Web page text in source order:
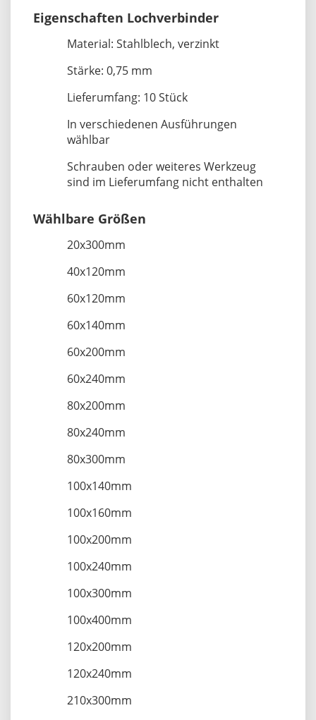
Eigenschaften Lochverbinder
Material: Stahlblech, verzinkt
Stärke: 0,75 mm
Lieferumfang: 10 Stück
In verschiedenen Ausführungen
wählbar
Schrauben oder weiteres Werkzeug
sind im Lieferumfang nicht enthalten
Wählbare Größen
20x300mm
40x120mm
60x120mm
60x140mm
60x200mm
60x240mm
80x200mm
80x240mm
80x300mm
100x140mm
100x160mm
100x200mm
100x240mm
100x300mm
100x400mm
120x200mm
120x240mm
210x300mm